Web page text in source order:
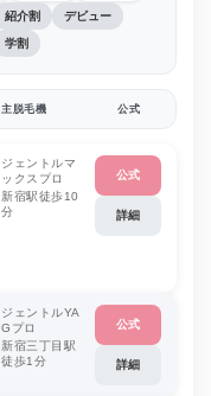
紹介割 デビュー
学割
主脱毛機 公式
ジェントルマ
ックスプロ
新宿駅徒歩10
分
公式
詳細
ジェントルYA
Gプロ
新宿三丁目駅
徒歩1分
公式
詳細